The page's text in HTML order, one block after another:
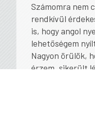
Számomra nem
rendkívül
is, hogy angol
lehetőségem
Nagyon örülök,
érzem, sikerült